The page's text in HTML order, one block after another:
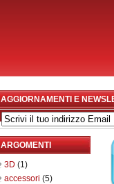
AGGIORNAMENTI E
ARGOMENTI
3D (1)
accessori (5)